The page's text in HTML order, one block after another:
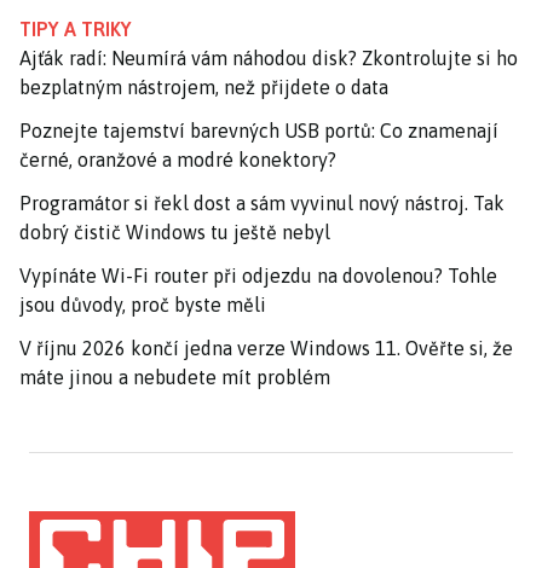
TIPY A TRIKY
Ajťák radí: Neumírá vám náhodou disk? Zkontrolujte si ho
bezplatným nástrojem, než přijdete o data
Poznejte tajemství barevných USB portů: Co znamenají
černé, oranžové a modré konektory?
Programátor si řekl dost a sám vyvinul nový nástroj. Tak
dobrý čistič Windows tu ještě nebyl
Vypínáte Wi-Fi router při odjezdu na dovolenou? Tohle
jsou důvody, proč byste měli
V říjnu 2026 končí jedna verze Windows 11. Ověřte si, že
máte jinou a nebudete mít problém